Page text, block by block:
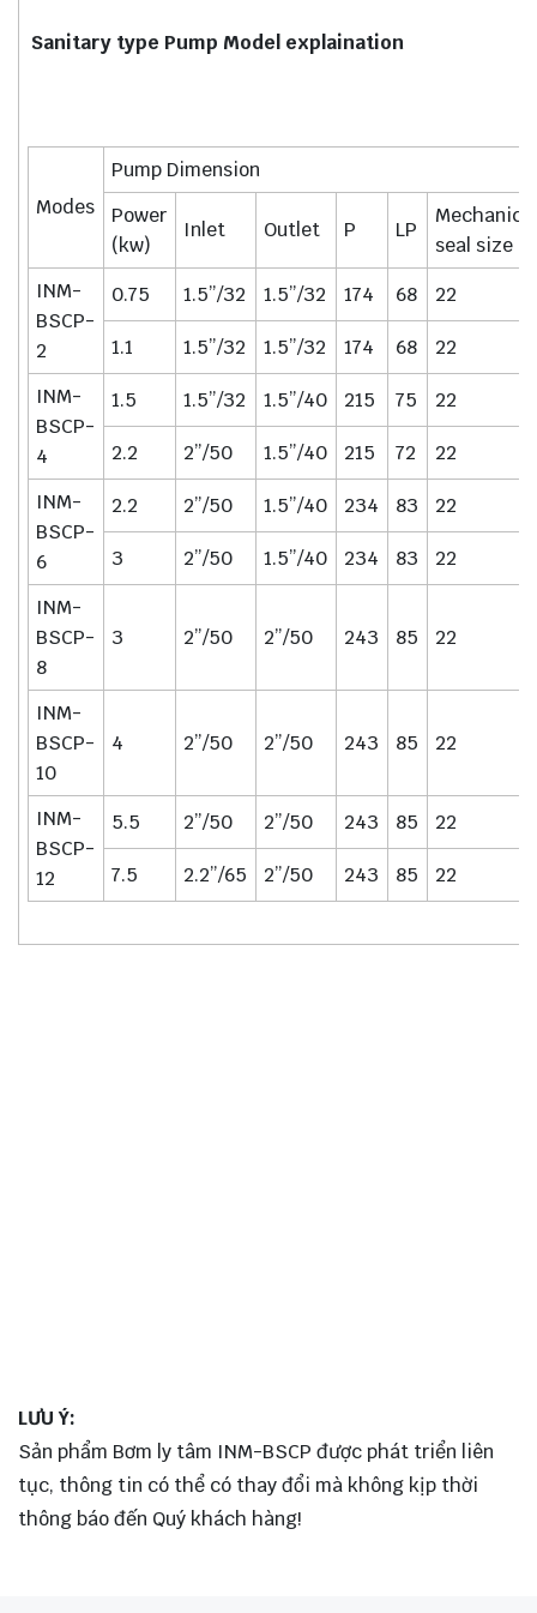
Sanitary type Pump Model explaination
Modes
Pump Dimension
Power
(kw)
Inlet Outlet P LP
Mechanical
seal size
INM-
BSCP-
2
0.75 1.5”/32 1.5”/32 174 68 22
1.1 1.5”/32 1.5”/32 174 68
22
INM-
BSCP-
4
1.5 1.5”/32 1.5”/40 215 75 22
2.2 2”/50 1.5”/40 215 72
22
INM-
BSCP-
6
2.2 2”/50 1.5”/40 234 83 22
3 2”/50 1.5”/40 234 83
22
INM-
BSCP-
8
3 2”/50 2”/50 243 85 22
INM-
BSCP-
10
4 2”/50 2”/50 243 85 22
INM-
BSCP-
12
5.5 2”/50 2”/50 243 85 22
7.5 2.2”/65 2”/50 243 85 22
LƯU Ý:
Sản phẩm Bơm ly tâm INM-BSCP được phát triển liên
tục, thông tin có thể có thay đổi mà không kịp thời
thông báo đến Quý khách hàng!